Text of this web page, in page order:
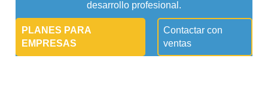
desarrollo profesional.
PLANES PARA
EMPRESAS
Contactar con
ventas